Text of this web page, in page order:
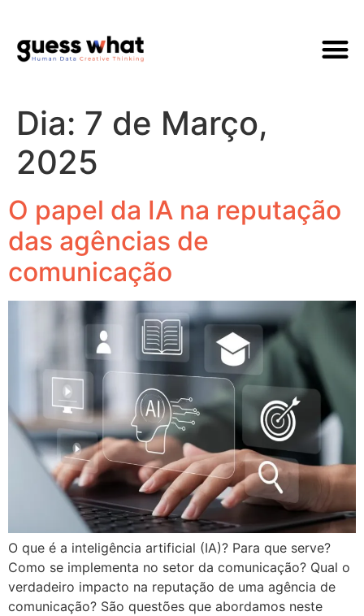
Dia: 7 de Março,
2025
O papel da IA na reputação
das agências de
comunicação
O que é a inteligência artificial (IA)? Para que serve?
Como se implementa no setor da comunicação? Qual o
verdadeiro impacto na reputação de uma agência de
comunicação? São questões que abordamos neste